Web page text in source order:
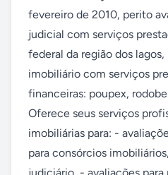
fevereiro de 2010, perito
judicial com serviços
federal da região dos
imobiliário com serviços
financeiras: poupex,
Oferece seus serviços
imobiliárias para: -
para consórcios